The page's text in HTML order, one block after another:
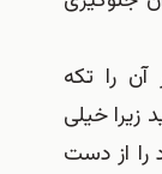
آن را تكه
زیرا خیلی
از دست